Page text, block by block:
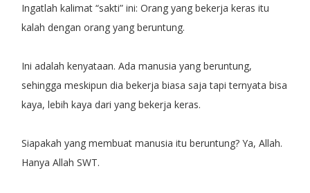
Ingatlah kalimat “sakti” ini: Orang yang bekerja keras itu
kalah dengan orang yang beruntung.
Ini adalah kenyataan. Ada manusia yang beruntung,
sehingga meskipun dia bekerja biasa saja tapi ternyata bisa
kaya, lebih kaya dari yang bekerja keras.
Siapakah yang membuat manusia itu beruntung? Ya, Allah.
Hanya Allah SWT.